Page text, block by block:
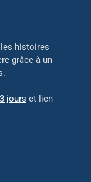
histoires
grâce à un
jours et lien